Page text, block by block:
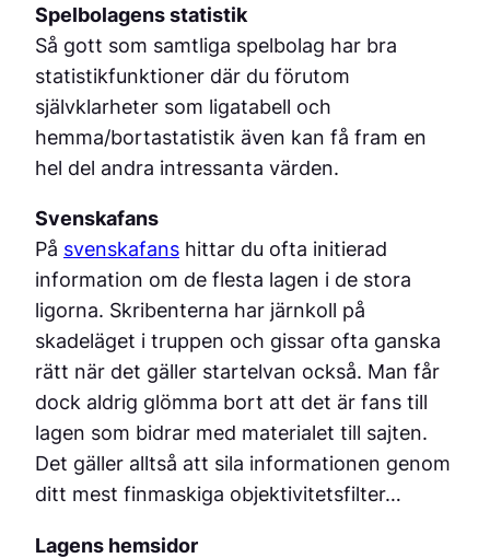
Spelbolagens statistik
Så gott som samtliga spelbolag har bra
statistikfunktioner där du förutom
självklarheter som ligatabell och
hemma/bortastatistik även kan få fram en
hel del andra intressanta värden.
Svenskafans
På svenskafans hittar du ofta initierad
information om de flesta lagen i de stora
ligorna. Skribenterna har järnkoll på
skadeläget i truppen och gissar ofta ganska
rätt när det gäller startelvan också. Man får
dock aldrig glömma bort att det är fans till
lagen som bidrar med materialet till sajten.
Det gäller alltså att sila informationen genom
ditt mest finmaskiga objektivitetsfilter…
Lagens hemsidor